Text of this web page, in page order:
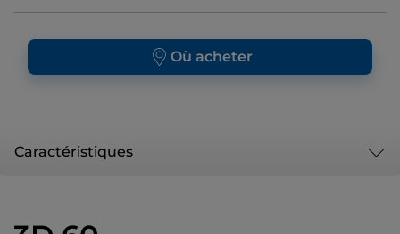
Où acheter
Caractéristiques